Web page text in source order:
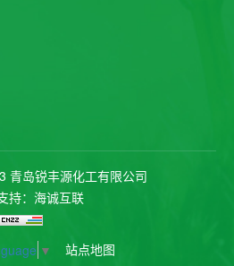
青岛锐丰源化工有限公司
持：海诚互联
▼ 站点地图